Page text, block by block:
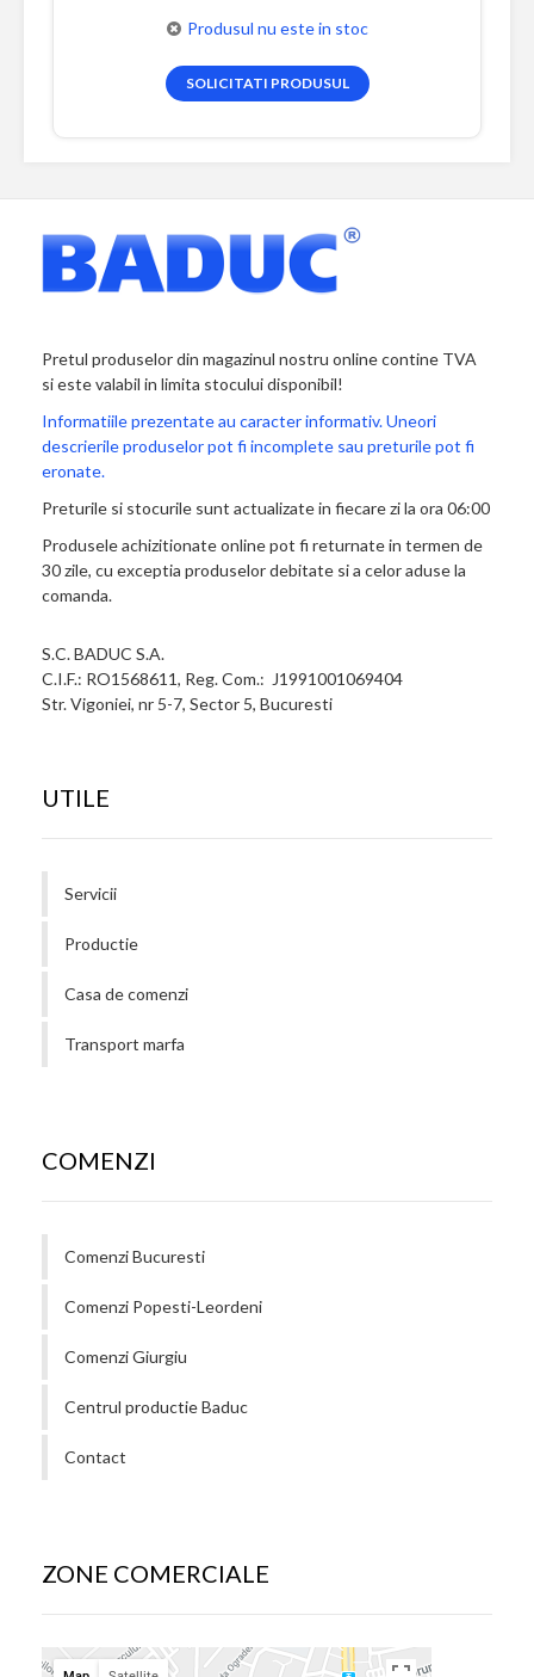
Produsul nu este in stoc
SOLICITATI PRODUSUL
Pretul produselor din magazinul nostru online contine TVA
si este valabil in limita stocului disponibil!
Informatiile prezentate au caracter informativ. Uneori
descrierile produselor pot fi incomplete sau preturile pot fi
eronate.
Preturile si stocurile sunt actualizate in fiecare zi la ora 06:00
Produsele achizitionate online pot fi returnate in termen de
30 zile, cu exceptia produselor debitate si a celor aduse la
comanda.
S.C. BADUC S.A.
C.I.F.: RO1568611, Reg. Com.: J1991001069404
Str. Vigoniei, nr 5-7, Sector 5, Bucuresti
UTILE
Servicii
Productie
Casa de comenzi
Transport marfa
COMENZI
Comenzi Bucuresti
Comenzi Popesti-Leordeni
Comenzi Giurgiu
Centrul productie Baduc
Contact
ZONE COMERCIALE